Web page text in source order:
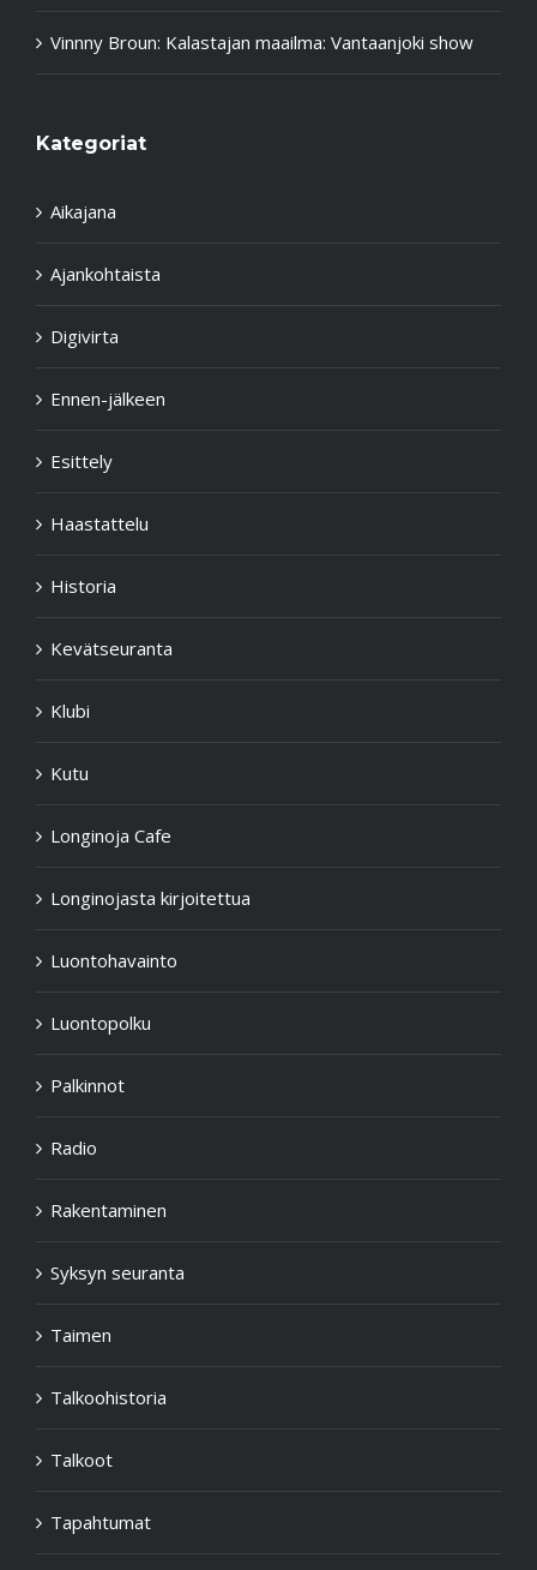
Vinnny Broun: Kalastajan maailma: Vantaanjoki show
Kategoriat
Aikajana
Ajankohtaista
Digivirta
Ennen-jälkeen
Esittely
Haastattelu
Historia
Kevätseuranta
Klubi
Kutu
Longinoja Cafe
Longinojasta kirjoitettua
Luontohavainto
Luontopolku
Palkinnot
Radio
Rakentaminen
Syksyn seuranta
Taimen
Talkoohistoria
Talkoot
Tapahtumat